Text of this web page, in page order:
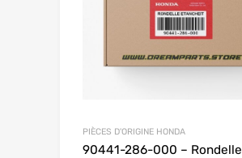
PIÈCES D'ORIGINE HONDA
90441-286-000 – Rondelle